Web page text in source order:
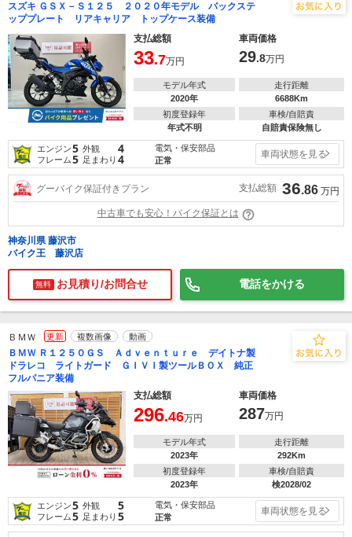
スズキ ＧＳＸ－Ｓ１２５ ２０２０年モデル バックステ
ッププレート リアキャリア トップケース装備
支払総額
車両価格
33.7万円 29.8万円
モデル年式
2020年
走行距離
6688Km
初度登録年
年式不明
車検/自賠責
自賠責保険無し
エンジン5 外観 4
フレーム5 足まわり 4
電気・保安部品
正常
車両状態を見る
グーバイク保証付きプラン 支払総額 36.86 万円
中古車でも安心！バイク保証とは
神奈川県 藤沢市
バイク王 藤沢店
無料 お見積り/お問合せ 電話をかける
ＢＭＷ 更新 複数画像 動画
ＢＭＷ Ｒ１２５０ＧＳ Ａｄｖｅｎｔｕｒｅ デイトナ製
ドラレコ ライトガード ＧＩＶＩ製ツールＢＯＸ 純正
フルパニア装備
支払総額
車両価格
296.46万円 287万円
モデル年式
2023年
走行距離
292Km
初度登録年
2023年
車検/自賠責
検2028/02
エンジン5 外観 5
フレーム5 足まわり 5
電気・保安部品
正常
車両状態を見る